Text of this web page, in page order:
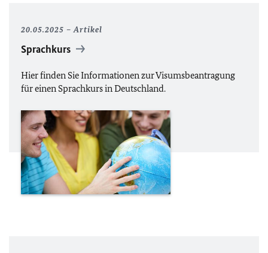
20.05.2025 Artikel
Sprachkurs
Hier finden Sie Informationen zur Visumsbeantragung
für einen Sprachkurs in Deutschland.